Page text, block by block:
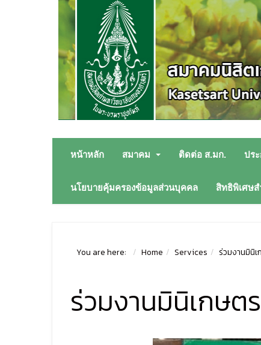
หน้าหลัก สมาคม ติดต่อ ส.มก. ปร
นโยบายคุ้มครองข้อมูลส่วนบุคคล สิทธิพิเศษ
You are here: Home Services ร่วมงานมินิ
ร่วมงานมินิเกษ